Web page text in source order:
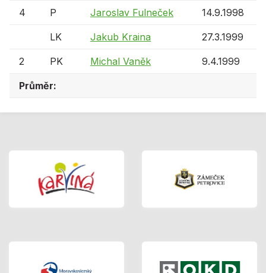
4 P Jaroslav Fulneček 14.9.1998
LK Jakub Kraina 27.3.1999
2 PK Michal Vaněk 9.4.1999
Průměr: